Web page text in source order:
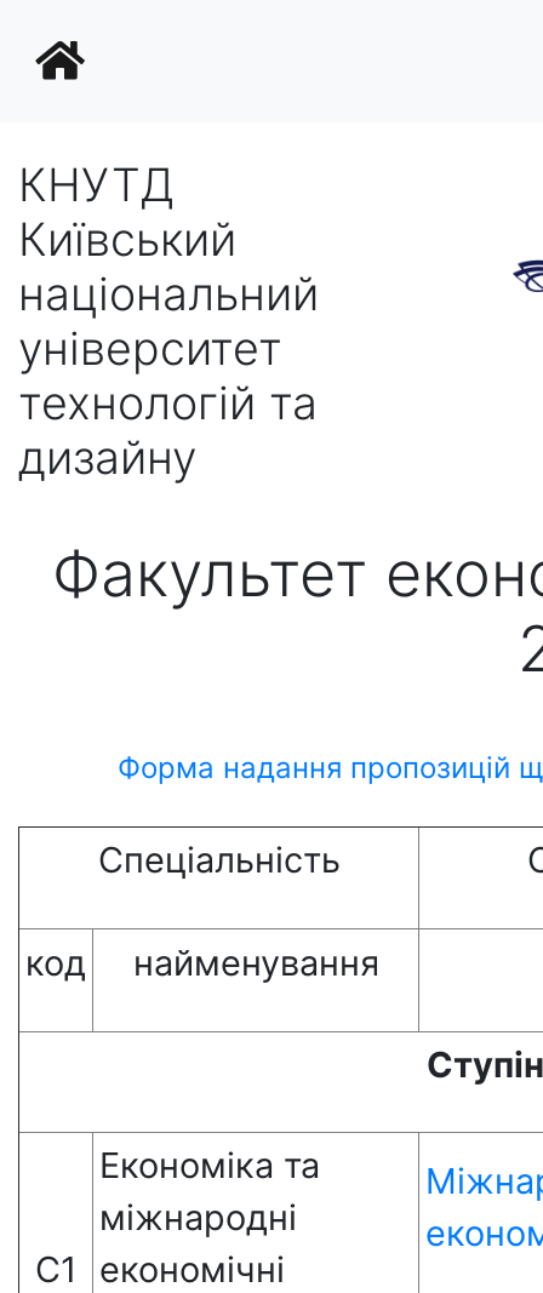
КНУТД
Київський
національний
університет
технологій та
дизайну
Факультет
Форма надання пропозицій
Спеціальність
код найменування
С1
Економіка та
міжнародні
економічні